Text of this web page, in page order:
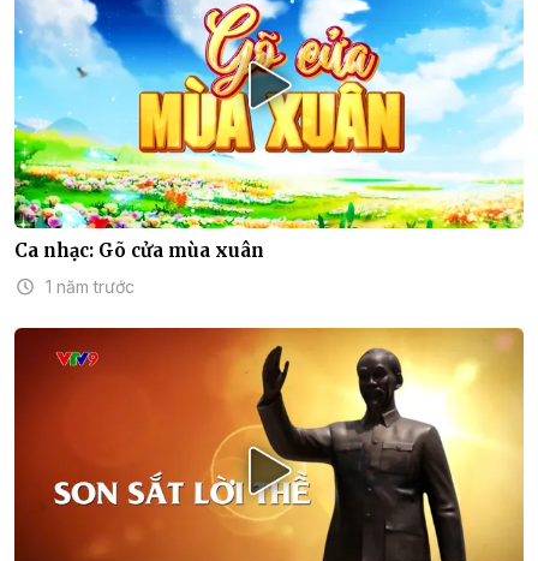
Ca nhạc: Gõ cửa mùa xuân
1 năm trước